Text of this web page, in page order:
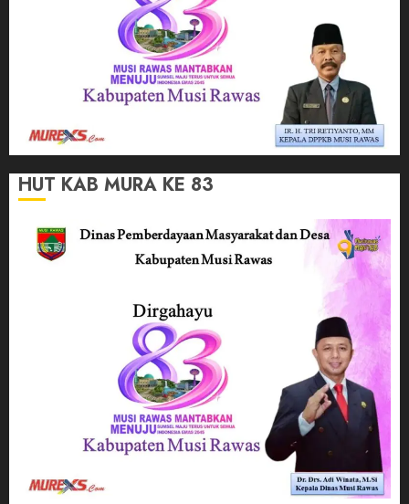
HUT KAB MURA KE 83